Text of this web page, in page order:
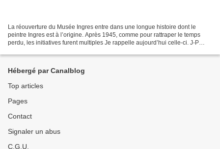
La réouverture du Musée Ingres entre dans une longue histoire dont le
peintre Ingres est à l’origine. Après 1945, comme pour rattraper le temps
perdu, les initiatives furent multiples Je rappelle aujourd’hui celle-ci. J-P
Hébergé par Canalblog
Top articles
Pages
Contact
Signaler un abus
C.G.U.